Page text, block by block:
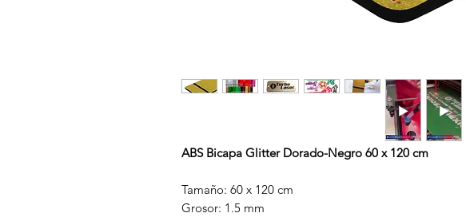
ABS Bicapa Glitter Dorado-Negro 60 x 120 cm
Tamaño: 60 x 120 cm
Grosor: 1.5 mm